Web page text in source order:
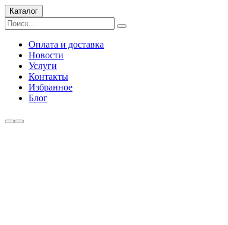
Каталог
Оплата и доставка
Новости
Услуги
Контакты
Избранное
Блог